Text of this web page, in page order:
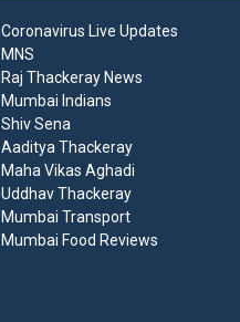
Coronavirus Live Updates
MNS
Raj Thackeray News
Mumbai Indians
Shiv Sena
Aaditya Thackeray
Maha Vikas Aghadi
Uddhav Thackeray
Mumbai Transport
Mumbai Food Reviews